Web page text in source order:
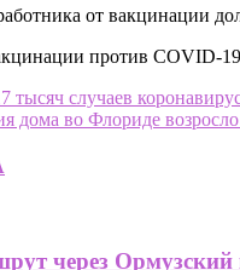
от
против COVID-
случаев
дома во Флориде
через Ормузский